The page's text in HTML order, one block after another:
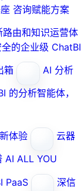
咨询赋能方案
由和知识运营体
的企业级 ChatBI
箱
AI 分析
的分析智能体，
体验
云器
AI ALL YOU
PaaS
深信